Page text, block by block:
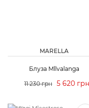
MARELLA
Блуза Mllvalanga
11 230 грн 5 620 грн